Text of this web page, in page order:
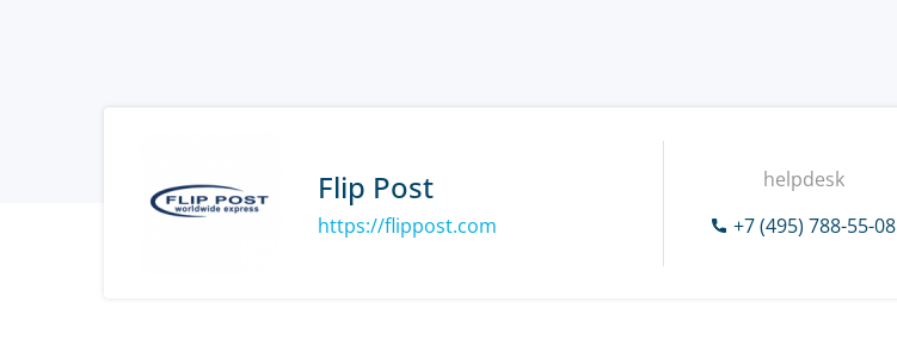
Flip Post
https://flippost.com
helpdesk
+7 (495) 788-55-08